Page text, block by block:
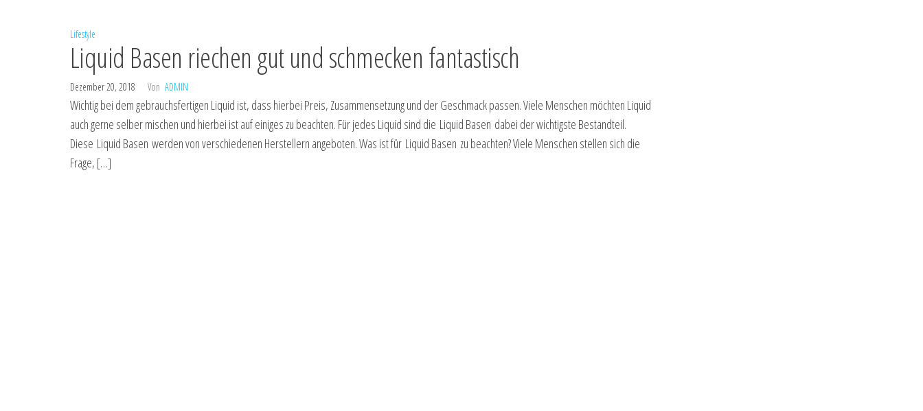
Lifestyle
Liquid Basen riechen gut und schmecken fantastisch
Dezember 20, 2018 Von ADMIN
Wichtig bei dem gebrauchsfertigen Liquid ist, dass hierbei Preis, Zusammensetzung und der Geschmack passen. Viele Menschen möchten Liquid
auch gerne selber mischen und hierbei ist auf einiges zu beachten. Für jedes Liquid sind die Liquid Basen dabei der wichtigste Bestandteil.
Diese Liquid Basen werden von verschiedenen Herstellern angeboten. Was ist für Liquid Basen zu beachten? Viele Menschen stellen sich die
Frage, […]